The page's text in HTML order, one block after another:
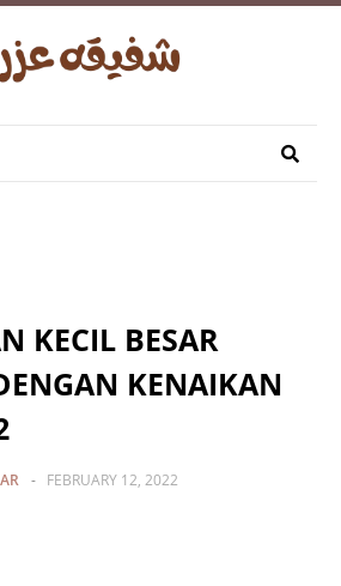
KECIL BESAR
KENAIKAN
- FEBRUARY 12, 2022